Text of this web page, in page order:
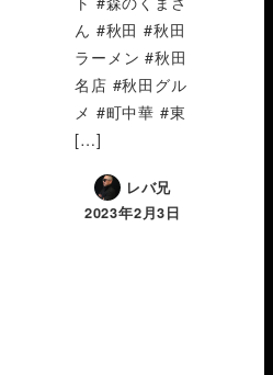
ん #秋田 #秋田
ラーメン #秋田
名店 #秋田グル
メ #町中華 #東
[…]
レバ兄
2023年2月3日